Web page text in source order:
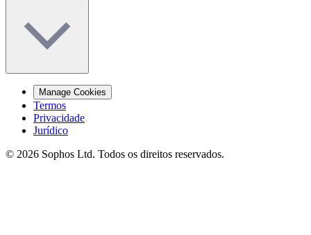
Manage Cookies
Termos
Privacidade
Jurídico
© 2026 Sophos Ltd. Todos os direitos reservados.